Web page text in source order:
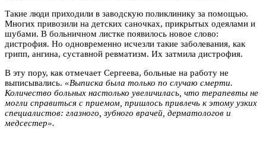
Такие люди приходили в заводскую поликлинику за помощью.
Многих привозили на детских саночках, прикрытых одеялами и
шубами. В больничном листке появилось новое слово:
дистрофия. Но одновременно исчезли такие заболевания, как
грипп, ангина, суставной ревматизм. Их затмила дистрофия.
В эту пору, как отмечает Сергеева, больные на работу не
выписывались. «Выписка была только по случаю смерти.
Количество больных настолько увеличилась, что терапевты не
могли справиться с приемом, пришлось привлечь к этому узких
специалистов: глазного, зубного врачей, дерматологов и
медсестер».